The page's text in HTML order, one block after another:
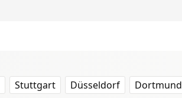
Stuttgart Düsseldorf Dortmund